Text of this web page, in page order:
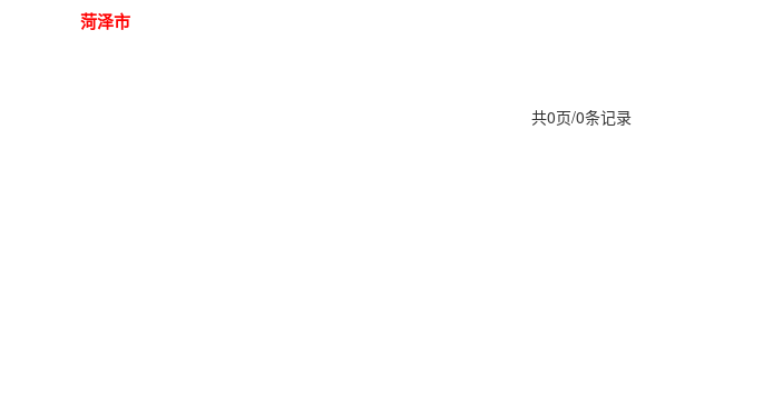
菏泽市
共0页/0条记录